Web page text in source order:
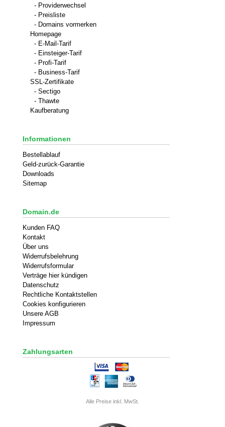
- Providerwechsel
- Preisliste
- Domains vormerken
Homepage
- E-Mail-Tarif
- Einsteiger-Tarif
- Profi-Tarif
- Business-Tarif
SSL-Zertifikate
- Sectigo
- Thawte
Kaufberatung
Informationen
Bestellablauf
Geld-zurück-Garantie
Downloads
Sitemap
Domain.de
Kunden FAQ
Kontakt
Über uns
Widerrufsbelehrung
Widerrufsformular
Verträge hier kündigen
Datenschutz
Rechtliche Kontaktstellen
Cookies konfigurieren
Unsere AGB
Impressum
Zahlungsarten
Alle Preise inkl. MwSt.